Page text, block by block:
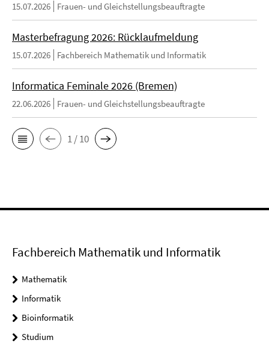
15.07.2026 Frauen- und Gleichstellungsbeauftragte
Masterbefragung 2026: Rücklaufmeldung
15.07.2026 Fachbereich Mathematik und Informatik
Informatica Feminale 2026 (Bremen)
22.06.2026 Frauen- und Gleichstellungsbeauftragte
1 / 10
Fachbereich Mathematik und Informatik
Mathematik
Informatik
Bioinformatik
Studium